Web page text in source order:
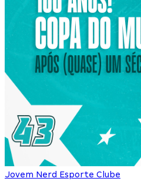
Jovem Nerd Esporte Clube